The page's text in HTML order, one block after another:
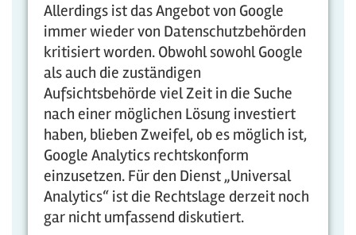
Allerdings ist das Angebot von Google
immer wieder von Datenschutzbehörden
kritisiert worden. Obwohl sowohl Google
als auch die zuständigen
Aufsichtsbehörde viel Zeit in die Suche
nach einer möglichen Lösung investiert
haben, blieben Zweifel, ob es möglich ist,
Google Analytics rechtskonform
einzusetzen. Für den Dienst „Universal
Analytics“ ist die Rechtslage derzeit noch
gar nicht umfassend diskutiert.